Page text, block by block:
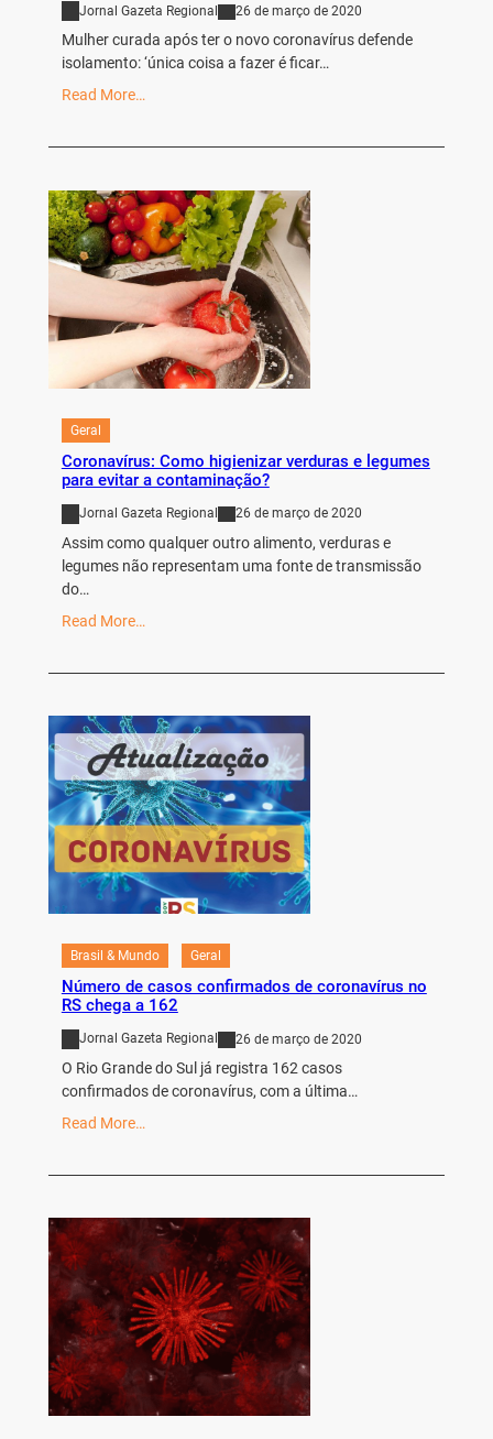
Jornal Gazeta Regional 26 de março de 2020
Mulher curada após ter o novo coronavírus defende
isolamento: ‘única coisa a fazer é ficar…
Read More…
Geral
Coronavírus: Como higienizar verduras e legumes
para evitar a contaminação?
Jornal Gazeta Regional 26 de março de 2020
Assim como qualquer outro alimento, verduras e
legumes não representam uma fonte de transmissão
do…
Read More…
Brasil & Mundo Geral
Número de casos confirmados de coronavírus no
RS chega a 162
Jornal Gazeta Regional 26 de março de 2020
O Rio Grande do Sul já registra 162 casos
confirmados de coronavírus, com a última…
Read More…